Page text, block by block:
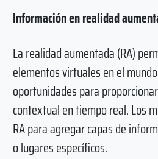
Información en realidad
La realidad aumentada (RA)
elementos virtuales en el
oportunidades para
contextual en tiempo real. Los
RA para agregar capas de
o lugares específicos.